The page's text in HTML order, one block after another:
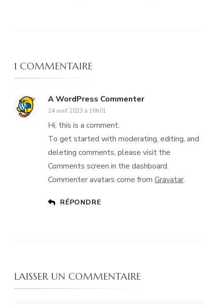
1 COMMENTAIRE
A WordPress Commenter
24 avril 2023 à 16h01
Hi, this is a comment.
To get started with moderating, editing, and
deleting comments, please visit the
Comments screen in the dashboard.
Commenter avatars come from Gravatar.
RÉPONDRE
LAISSER UN COMMENTAIRE